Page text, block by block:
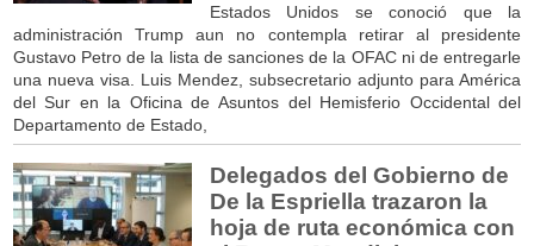
Estados Unidos se conoció que la
administración Trump aun no contempla retirar al presidente
Gustavo Petro de la lista de sanciones de la OFAC ni de entregarle
una nueva visa. Luis Mendez, subsecretario adjunto para América
del Sur en la Oficina de Asuntos del Hemisferio Occidental del
Departamento de Estado,
Delegados del Gobierno de
De la Espriella trazaron la
hoja de ruta económica con